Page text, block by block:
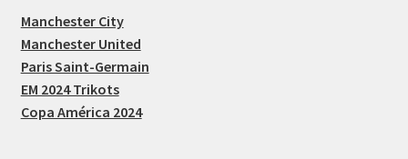
Manchester City
Manchester United
Paris Saint-Germain
EM 2024 Trikots
Copa América 2024